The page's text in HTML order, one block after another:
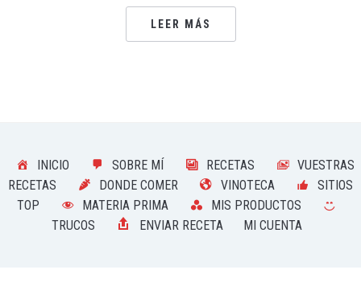
LEER MÁS
INICIO SOBRE MÍ RECETAS
VUESTRAS
RECETAS
DONDE COMER VINOTECA
SITIOS
TOP
MATERIA PRIMA
MIS PRODUCTOS
TRUCOS
ENVIAR RECETA MI CUENTA